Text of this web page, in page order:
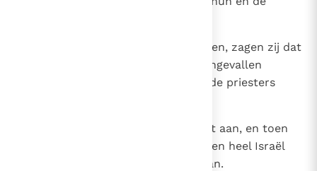
Toen de Judeeërs zich omwendden, zagen zij dat
ze van voren en van achteren aangevallen
werden. Ze riepen tot Jahwe en de priesters
De Judeeërs hieven de strijdkreet aan, en toen
zij dat deden liet God Jerobeam en heel Israël
door Abia en de Judeeërs verslaan.